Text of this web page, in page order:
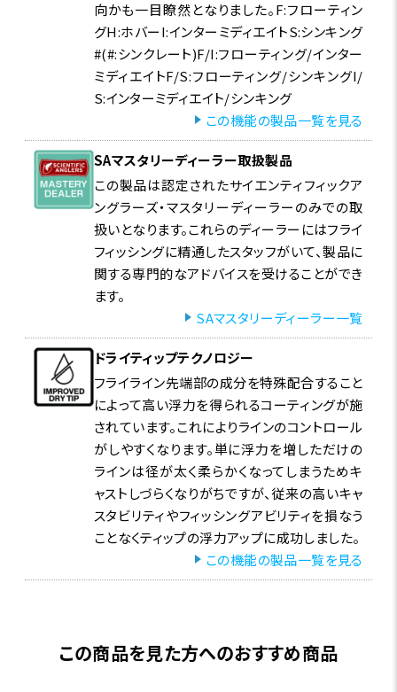
向かも一目瞭然となりました。F:フローティン
グH:ホバーI:インターミディエイトS:シンキング
#(#:シンクレート)F/I:フローティング/インター
ミディエイトF/S:フローティング/シンキングI/
S:インターミディエイト/シンキング
この機能の製品一覧を見る
SAマスタリーディーラー取扱製品
この製品は認定されたサイエンティフィックア
ングラーズ・マスタリーディーラーのみでの取
扱いとなります。これらのディーラーにはフライ
フィッシングに精通したスタッフがいて、製品に
関する専門的なアドバイスを受けることができ
ます。
SAマスタリーディーラー一覧
ドライティップテクノロジー
フライライン先端部の成分を特殊配合すること
によって高い浮力を得られるコーティングが施
されています。これによりラインのコントロール
がしやすくなります。単に浮力を増しただけの
ラインは径が太く柔らかくなってしまうためキ
ャストしづらくなりがちですが、従来の高いキャ
スタビリティやフィッシングアビリティを損なう
ことなくティップの浮力アップに成功しました。
この機能の製品一覧を見る
この商品を見た方へのおすすめ商品